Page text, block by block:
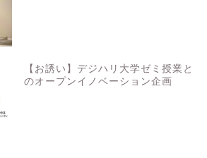
【お誘い】デジハリ大学ゼミ授業と
のオープンイノベーション企画